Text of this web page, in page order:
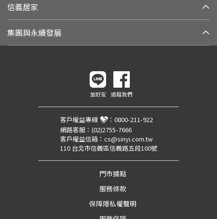
信義居家
集團與永續發展
加好友 追蹤我們
客戶權益專線 ： 0800-211-922
網路客服： (02)2755-7666
客戶權益信箱： cs@sinyi.com.tw
110 台北市信義區信義路五段100號
門市據點
服務條款
保障隱私權聲明